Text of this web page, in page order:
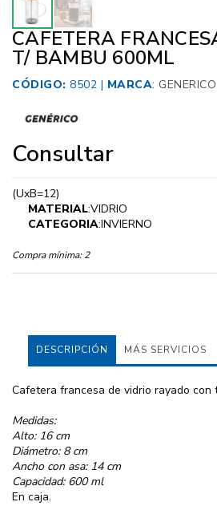
CAFETERA
T/ BAMBU 600ML
CÓDIGO: 8502 | MARCA: GENERICO
Consultar
(UxB=12)
MATERIAL:VIDRIO
CATEGORIA:INVIERNO
Compra mínima: 2
DESCRIPCIÓN MÁS SERVICIOS
Cafetera francesa de vidrio rayado con
Medidas:
Alto: 16 cm
Diámetro: 8 cm
Ancho con asa: 14 cm
Capacidad: 600 ml
En caja.